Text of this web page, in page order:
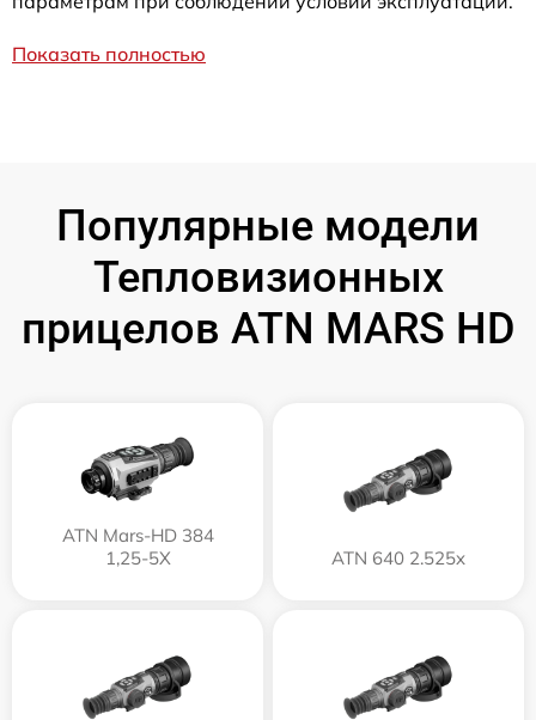
Показать полностью
Популярные модели
Тепловизионных
прицелов ATN MARS HD
ATN Mars-HD 384
1,25-5X
ATN 640 2.525x